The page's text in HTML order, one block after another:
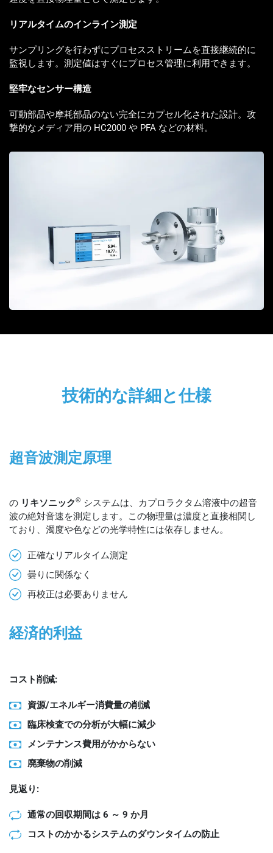
リアルタイムのインライン測定
サンプリングを行わずにプロセスストリームを直接継続的に
監視します。測定値はすぐにプロセス管理に利用できます。
堅牢なセンサー構造
可動部品や摩耗部品のない完全にカプセル化された設計。攻
撃的なメディア用の HC2000 や PFA などの材料。
技術的な詳細と仕様
超音波測定原理
の リキソニック® システムは、カプロラクタム溶液中の超音
波の絶対音速を測定します。この物理量は濃度と直接相関し
ており、濁度や色などの光学特性には依存しません。
正確なリアルタイム測定
曇りに関係なく
再校正は必要ありません
経済的利益
コスト削減:
資源/エネルギー消費量の削減
臨床検査での分析が大幅に減少
メンテナンス費用がかからない
廃棄物の削減
見返り:
通常の回収期間は 6 ～ 9 か月
コストのかかるシステムのダウンタイムの防止